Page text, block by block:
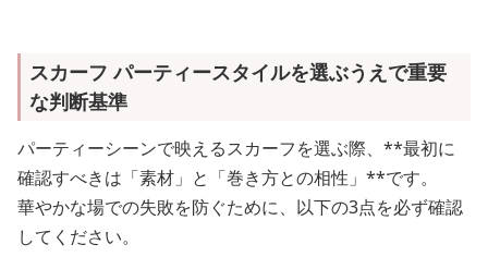
スカーフ パーティースタイルを選ぶうえで重要
な判断基準
パーティーシーンで映えるスカーフを選ぶ際、**最初に
確認すべきは「素材」と「巻き方との相性」**です。
華やかな場での失敗を防ぐために、以下の3点を必ず確認
してください。